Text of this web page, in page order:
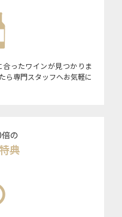
ったワインが見つかりま
ら専門スタッフへお気軽に
の
典